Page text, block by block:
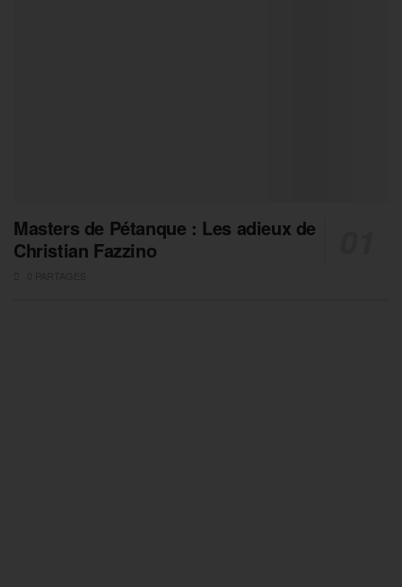
Masters de Pétanque : Les adieux de
Christian Fazzino